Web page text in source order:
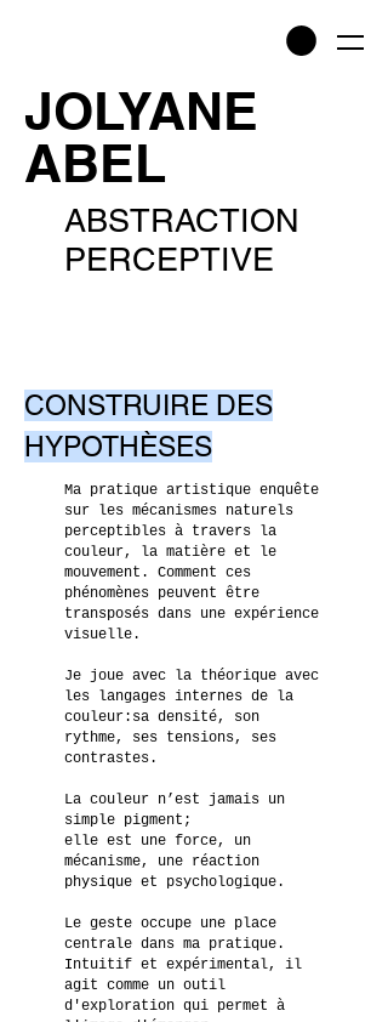
JOLYANE
ABEL
ABSTRACTION
PERCEPTIVE
CONSTRUIRE DES
HYPOTHÈSES
Ma pratique artistique enquête
sur les mécanismes naturels
perceptibles à travers la
couleur, la matière et le
mouvement. Comment ces
phénomènes peuvent être
transposés dans une expérience
visuelle.
Je joue avec la théorique avec
les langages internes de la
couleur:sa densité, son
rythme, ses tensions, ses
contrastes.
La couleur n’est jamais un
simple pigment;
elle est une force, un
mécanisme, une réaction
physique et psychologique.
Le geste occupe une place
centrale dans ma pratique.
Intuitif et expérimental, il
agit comme un outil
d'exploration qui permet à